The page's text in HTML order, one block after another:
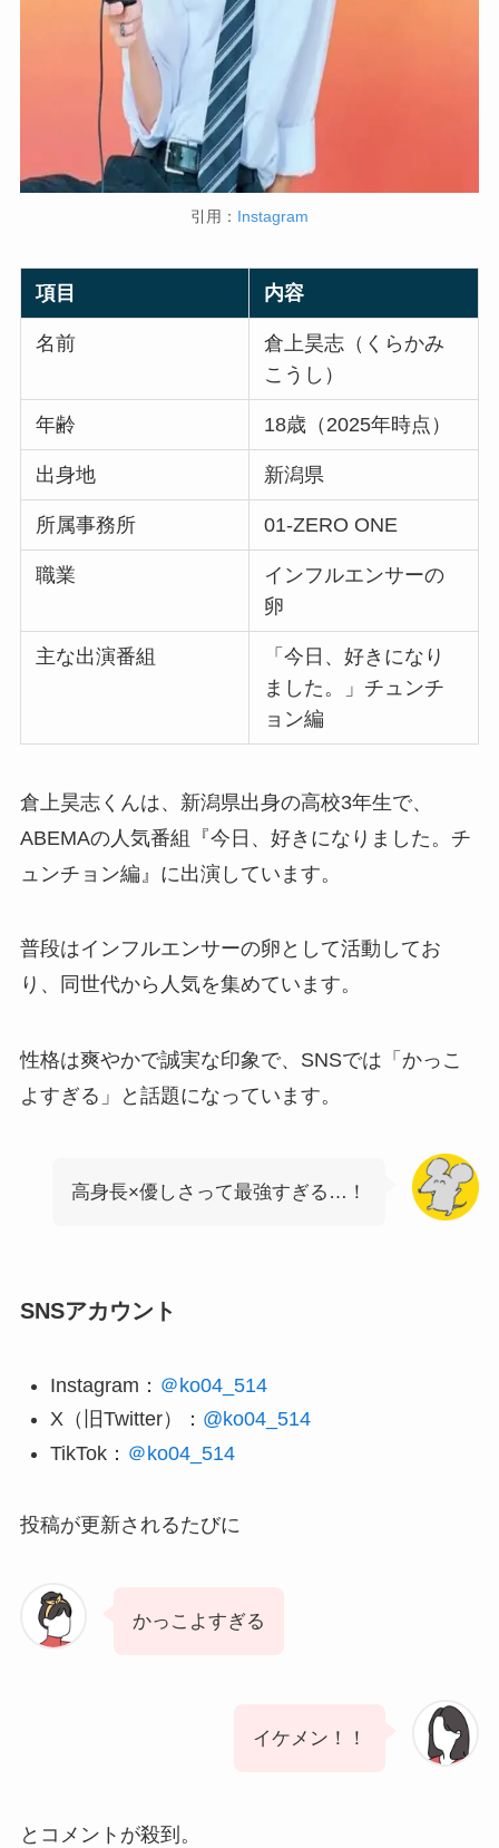
引用： Instagram
項目 内容
名前
倉上昊志（くらかみ
こうし）
年齢 18歳（2025年時点）
出身地 新潟県
所属事務所 01-ZERO ONE
職業
インフルエンサーの
卵
主な出演番組
「今日、好きになり
ました。」チュンチ
ョン編
倉上昊志くんは、新潟県出身の高校3年生で、
ABEMAの人気番組『今日、好きになりました。チ
ュンチョン編』に出演しています。
普段はインフルエンサーの卵として活動してお
り、同世代から人気を集めています。
性格は爽やかで誠実な印象で、SNSでは「かっこ
よすぎる」と話題になっています。
高身長×優しさって最強すぎる…！
SNSアカウント
Instagram： ＠ko04_514
X（旧Twitter）： @ko04_514
TikTok： ＠ko04_514
投稿が更新されるたびに
かっこよすぎる
イケメン！！
とコメントが殺到。